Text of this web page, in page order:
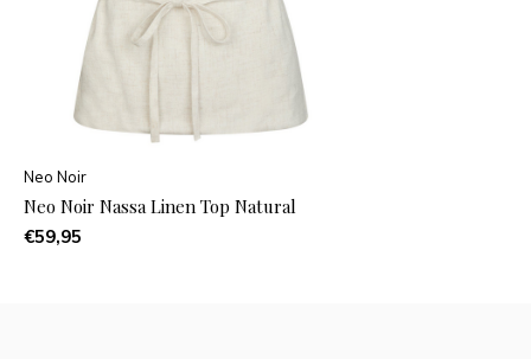
Neo Noir
Neo Noir Nassa Linen Top Natural
€59,95